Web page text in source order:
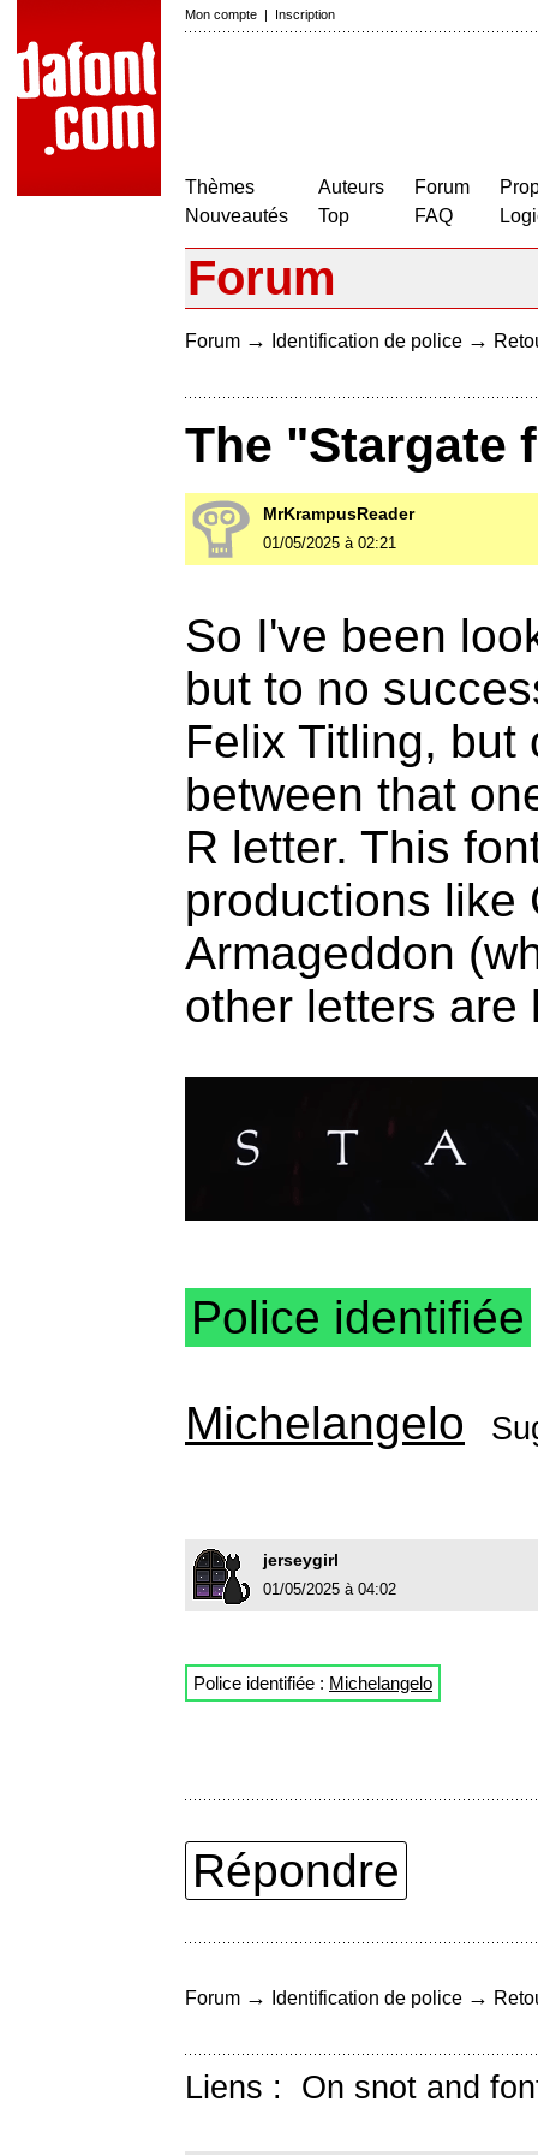
Mon compte | Inscription
Thèmes
Nouveautés
Auteurs
Top
Forum
FAQ
Forum
Forum → Identification de police →
The "Stargate
MrKrampusReader
01/05/2025 à 02:21
So I've been
but to no
Felix Titling, but
between that
R letter. This
productions like
Armageddon
other letters are
Police identifiée
Michelangelo
jerseygirl
01/05/2025 à 04:02
Police identifiée : Michelangelo
Répondre
Forum → Identification de police →
Liens : On snot and